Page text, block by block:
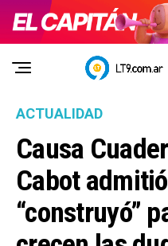
ACTUALIDAD
Causa
Cabot
“construyó”